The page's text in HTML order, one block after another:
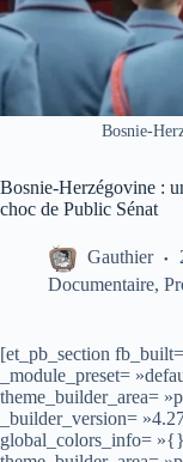
Bosnie-
Bosnie-Herzégovine :
choc de Public Sénat
Gauthier
Documentaire,
[et_pb_section
_module_preset=
theme_builder_area=
_builder_version=
global_colors_info=